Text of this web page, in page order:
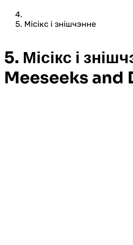
Місікс і знішчэнне
5. Місікс і
Meeseeks and